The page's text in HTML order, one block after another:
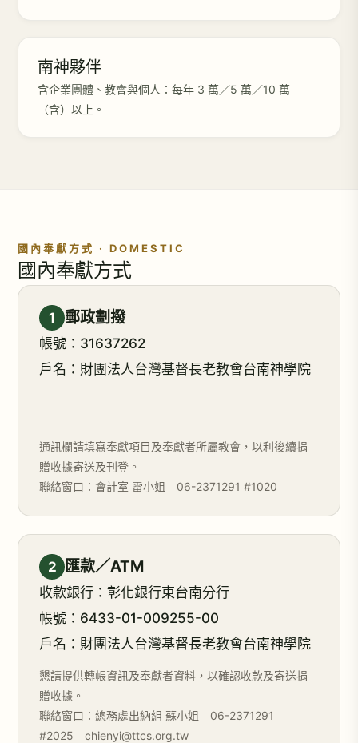
南神夥伴
含企業團體、教會與個人：每年 3 萬／5 萬／10 萬
（含）以上。
國內奉獻方式 · DOMESTIC
國內奉獻方式
1 郵政劃撥
帳號：31637262
戶名：財團法人台灣基督長老教會台南神學院
通訊欄請填寫奉獻項目及奉獻者所屬教會，以利後續捐
贈收據寄送及刊登。
聯絡窗口：會計室 雷小姐 06-2371291 #1020
2 匯款／ATM
收款銀行：彰化銀行東台南分行
帳號：6433-01-009255-00
戶名：財團法人台灣基督長老教會台南神學院
懇請提供轉帳資訊及奉獻者資料，以確認收款及寄送捐
贈收據。
聯絡窗口：總務處出納組 蘇小姐 06-2371291
#2025 chienyi@ttcs.org.tw